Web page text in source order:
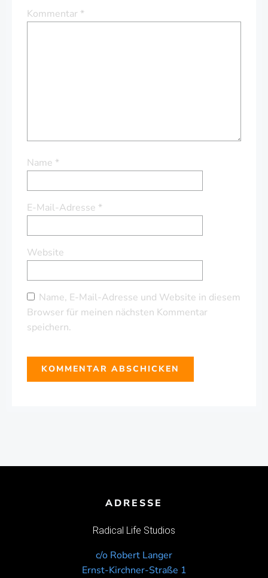
Kommentar *
Name *
E-Mail-Adresse *
Website
Name, E-Mail-Adresse und Website in diesem
Browser für meinen nächsten Kommentar
speichern.
ADRESSE
Radical Life Studios
c/o Robert Langer
Ernst-Kirchner-Straße 1